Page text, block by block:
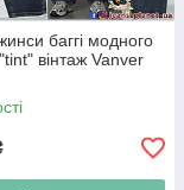
баггі модного
вінтаж Vanver